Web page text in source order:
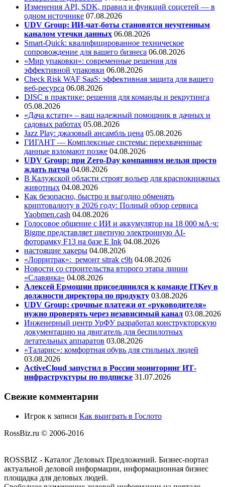
Изменения API, SDK, правил и функций соцсетей — в
одном источнике 07.08.2026
UDV Group: ИИ-чат-боты становятся неучтенным
каналом утечки данных 06.08.2026
Smart-Quick: квалифицированное техническое
сопровождение для вашего бизнеса 06.08.2026
«Мир упаковки»: современные решения для
эффективной упаковки 06.08.2026
Check Risk WAF SaaS: эффективная защита для вашего
веб-ресурса 06.08.2026
DISC в практике: решения для команды и рекрутинга
05.08.2026
«Дача кстати» – ваш надежный помощник в дачных и
садовых работах 05.08.2026
Jazz Play: джазовый ансамбль цена 05.08.2026
ГИГАНТ — Комплексные системы: перехваченные
данные взломают позже 04.08.2026
UDV Group: при Zero-Day компаниям нельзя просто
ждать патча 04.08.2026
В Калужской области строят вольер для краснокнижных
животных 04.08.2026
Как безопасно, быстро и выгодно обменять
криптовалюту в 2026 году: Полный обзор сервиса
Yaobmen.cash 04.08.2026
Голосовое общение с ИИ и аккумулятор на 18 000 мА·ч:
Bigme представляет цветную электронную AI-
фоторамку F13 на базе E Ink 04.08.2026
настоящие хакеры 04.08.2026
«Лорритрак»: ремонт sitrak c9h 04.08.2026
Новости со строительства второго этапа линии
«Славянка» 04.08.2026
Алексей Ермошин присоединился к команде ITKey в
должности директора по продукту 03.08.2026
UDV Group: срочные платежи от «руководителя»
нужно проверять через независимый канал 03.08.2026
Инженерный центр УрФУ разработал конструкторскую
документацию на двигатель для беспилотных
летательных аппаратов 03.08.2026
«Таларис»: комфортная обувь для стильных людей
03.08.2026
ActiveCloud запустил в России мониторинг ИТ-
инфраструктуры по подписке 31.07.2026
Свежие комментарии
Игрок к записи Как выиграть в Гослото
RossBiz.ru © 2006-2016
ROSSBIZ - Каталог Деловых Предложений. Бизнес-портал
актуальной деловой информации, информационная бизнес
площадка для деловых людей.